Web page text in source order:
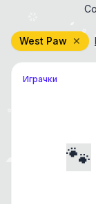
West Paw ✕
Играчки
🐾